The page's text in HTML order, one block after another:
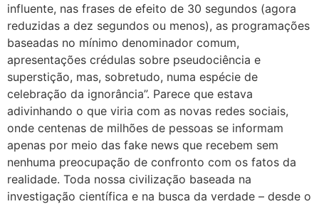
influente, nas frases de efeito de 30 segundos (agora
reduzidas a dez segundos ou menos), as programações
baseadas no mínimo denominador comum,
apresentações crédulas sobre pseudociência e
superstição, mas, sobretudo, numa espécie de
celebração da ignorância”. Parece que estava
adivinhando o que viria com as novas redes sociais,
onde centenas de milhões de pessoas se informam
apenas por meio das fake news que recebem sem
nenhuma preocupação de confronto com os fatos da
realidade. Toda nossa civilização baseada na
investigação científica e na busca da verdade – desde o